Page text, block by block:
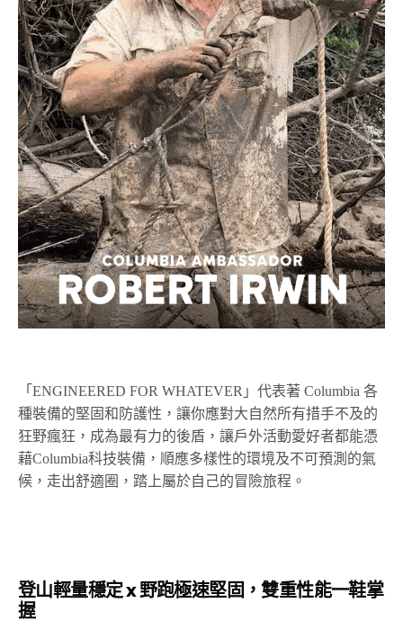
「ENGINEERED FOR WHATEVER」代表著 Columbia 各
種裝備的堅固和防護性，讓你應對大自然所有措手不及的
狂野瘋狂，成為最有力的後盾， 讓戶外活動愛好者都能憑
藉Columbia科技裝備，順應多樣性的環境及不可預測的氣
候，走出舒適圈，踏上屬於自己的冒險旅程。
登山輕量穩定 x 野跑極速堅固，雙重性能一鞋掌
握